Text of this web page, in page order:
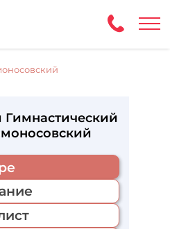
Гимнастический